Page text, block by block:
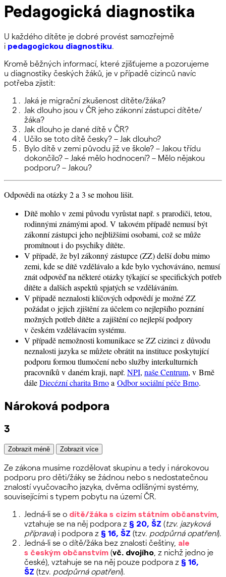
Pedagogická diagnostika
U každého dítěte je dobré provést samozřejmě
i pedagogickou diagnostiku
Kromě běžných informací, které zjišťujeme a pozorujeme
u diagnostiky českých žáků, je v případě cizinců navíc
potřeba zjistit:
Jaká je migrační zkušenost dítěte/žáka?
Jak dlouho jsou v ČR jeho zákonní zástupci dítěte/
žáka?
Jak dlouho je dané dítě v ČR?
Učilo se toto dítě česky? – Jak dlouho?
Bylo dítě v zemi původu již ve škole? – Jakou třídu
dokončilo? – Jaké mělo hodnocení? – Mělo nějakou
podporu? – Jakou?
Odpovědi na otázky 2 a 3 se mohou lišit.
Dítě mohlo v zemi původu vyrůstat např. s prarodiči, tetou,
rodinnými známými apod. V takovém případě nemusí být
zákonní zástupci jeho nejbližšími osobami, což se může
promítnout i do psychiky dítěte.
V případě, že byl zákonný zástupce (ZZ) delší dobu mimo
zemi, kde se dítě vzdělávalo a kde bylo vychováváno, nemusí
znát odpověď na některé otázky týkající se specifických potřeb
dítěte a dalších aspektů spjatých se vzděláváním.
V případě neznalosti klíčových odpovědí je možné ZZ
požádat o jejich zjištění za účelem co nejlepšího poznání
možných potřeb dítěte a zajištění co nejlepší podpory
v českém vzdělávacím systému.
V případě nemožnosti komunikace se ZZ cizinci z důvodu
neznalosti jazyka se můžete obrátit na instituce poskytující
podporu formou tlumočení nebo služby interkulturních
pracovníků v daném kraji, např. NPI, naše Centrum, v Brně
dáleDiecézní charita Brnoa Odbor sociální péče Brno.
Nároková podpora
3
Zobrazit méně Zobrazit více
Ze zákona musíme rozdělovat skupinu a tedy i nárokovou
podporu pro děti/žáky se žádnou nebo s nedostatečnou
znalostí vyučovacího jazyka, dvěma odlišnými systémy,
souvisejícími s typem pobytu na území ČR.
Jedná-li se o dítě/žáka s cizím státním občanstvím
vztahuje se na něj podpora z § 20, ŠZ (tzv. jazyková
příprava) i podpora z § 16, ŠZ (tzv. podpůrná opatření).
Jedná-li se o dítě/žáka bez znalosti češtiny, ale
s českým občanstvím (vč. dvojího , z nichž jedno je
české), vztahuje se na něj pouze podpora z § 16,
ŠZ (tzv. podpůrná opatření).